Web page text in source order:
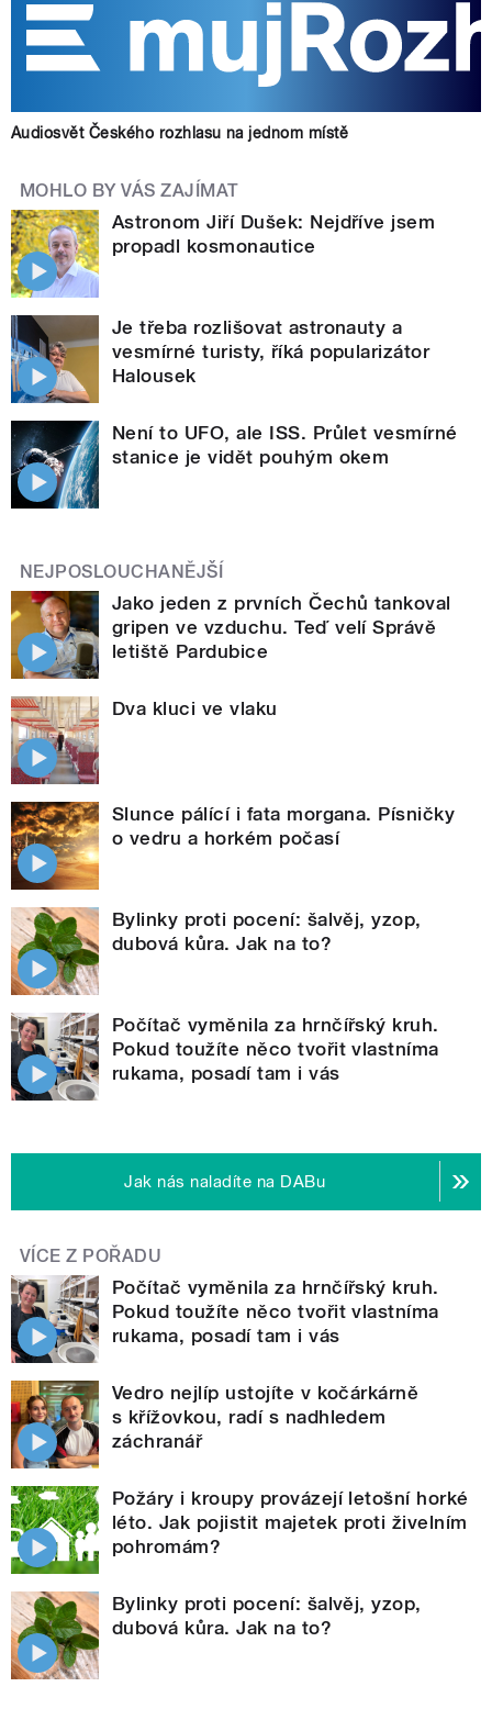
Audiosvět Českého rozhlasu na jednom místě
MOHLO BY VÁS ZAJÍMAT
Astronom Jiří Dušek: Nejdříve jsem
propadl kosmonautice
Je třeba rozlišovat astronauty a
vesmírné turisty, říká popularizátor
Halousek
Není to UFO, ale ISS. Průlet vesmírné
stanice je vidět pouhým okem
NEJPOSLOUCHANĚJŠÍ
Jako jeden z prvních Čechů tankoval
gripen ve vzduchu. Teď velí Správě
letiště Pardubice
Dva kluci ve vlaku
Slunce pálící i fata morgana. Písničky
o vedru a horkém počasí
Bylinky proti pocení: šalvěj, yzop,
dubová kůra. Jak na to?
Počítač vyměnila za hrnčířský kruh.
Pokud toužíte něco tvořit vlastníma
rukama, posadí tam i vás
Jak nás naladíte na DABu
VÍCE Z POŘADU
Počítač vyměnila za hrnčířský kruh.
Pokud toužíte něco tvořit vlastníma
rukama, posadí tam i vás
Vedro nejlíp ustojíte v kočárkárně
s křížovkou, radí s nadhledem
záchranář
Požáry i kroupy provázejí letošní horké
léto. Jak pojistit majetek proti živelním
pohromám?
Bylinky proti pocení: šalvěj, yzop,
dubová kůra. Jak na to?